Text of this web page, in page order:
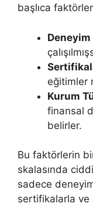
başlıca
eğitimler
Kurum
finansal
belirler.
Bu faktörlerin
skalasında
sadece
sertifikalarla ve